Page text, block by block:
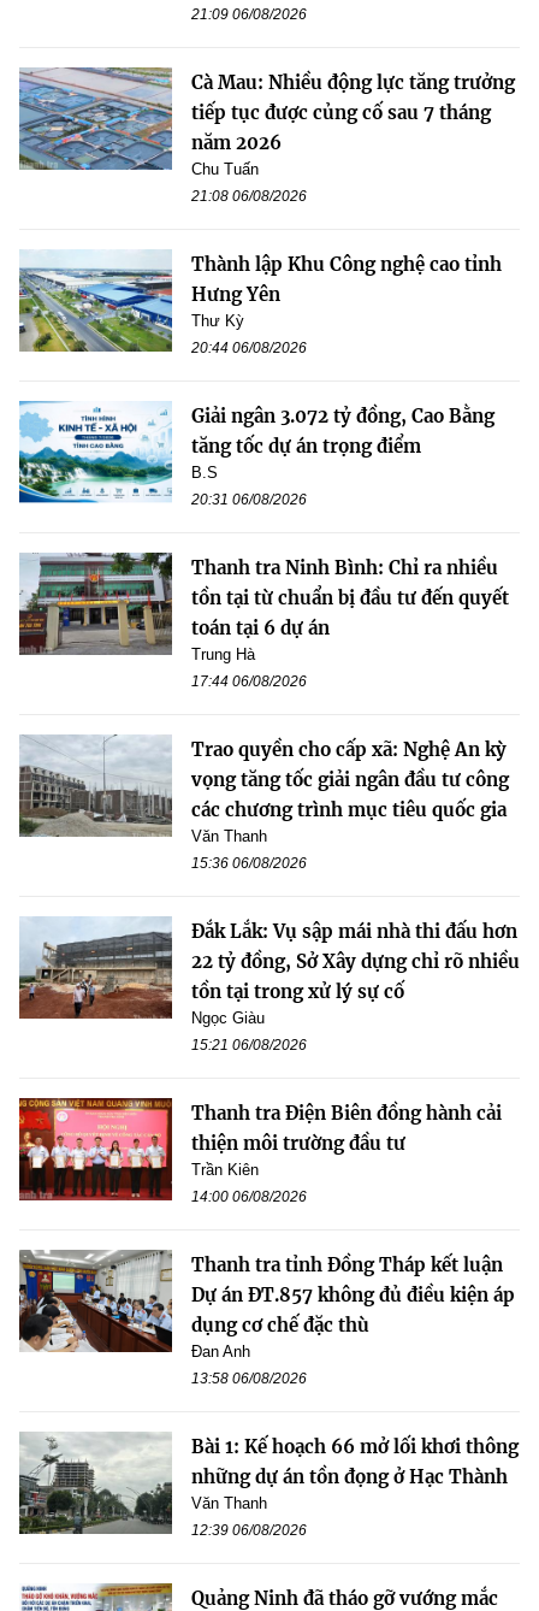
21:09 06/08/2026
Cà Mau: Nhiều động lực tăng trưởng
tiếp tục được củng cố sau 7 tháng
năm 2026
Chu Tuấn
21:08 06/08/2026
Thành lập Khu Công nghệ cao tỉnh
Hưng Yên
Thư Kỳ
20:44 06/08/2026
Giải ngân 3.072 tỷ đồng, Cao Bằng
tăng tốc dự án trọng điểm
B.S
20:31 06/08/2026
Thanh tra Ninh Bình: Chỉ ra nhiều
tồn tại từ chuẩn bị đầu tư đến quyết
toán tại 6 dự án
Trung Hà
17:44 06/08/2026
Trao quyền cho cấp xã: Nghệ An kỳ
vọng tăng tốc giải ngân đầu tư công
các chương trình mục tiêu quốc gia
Văn Thanh
15:36 06/08/2026
Đắk Lắk: Vụ sập mái nhà thi đấu hơn
22 tỷ đồng, Sở Xây dựng chỉ rõ nhiều
tồn tại trong xử lý sự cố
Ngọc Giàu
15:21 06/08/2026
Thanh tra Điện Biên đồng hành cải
thiện môi trường đầu tư
Trần Kiên
14:00 06/08/2026
Thanh tra tỉnh Đồng Tháp kết luận
Dự án ĐT.857 không đủ điều kiện áp
dụng cơ chế đặc thù
Đan Anh
13:58 06/08/2026
Bài 1: Kế hoạch 66 mở lối khơi thông
những dự án tồn đọng ở Hạc Thành
Văn Thanh
12:39 06/08/2026
Quảng Ninh đã tháo gỡ vướng mắc